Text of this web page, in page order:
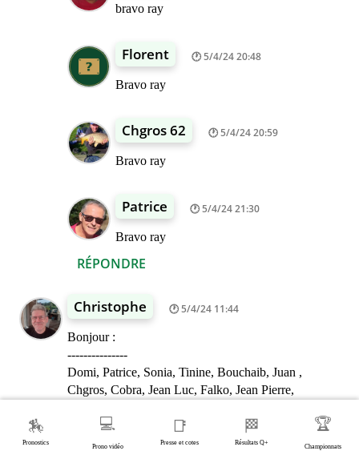
RÉPONDRE
bravo ray
Florent 5/4/24 20:48
Bravo ray
Chgros 62 5/4/24 20:59
Bravo ray
Patrice 5/4/24 21:30
Bravo ray
Christophe 5/4/24 11:44
Bonjour :
---------------
Domi, Patrice, Sonia, Tinine, Bouchaib, Juan ,
Chgros, Cobra, Jean Luc, Falko, Jean Pierre,
Bernard90 et Florent.
👉 Mon 🐴 : 8 Héraldique.
🏇
Pronostics
💻
Prono vidéo
📑
Presse et cotes
🏁
Résultats Q+
🏆
Championnats